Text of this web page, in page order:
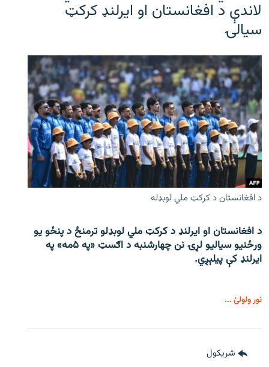
لاندې د افغانستان او ایرلنډ کرکټ
سیالۍ
د افغانستان د کرکټ ملي لوبډله
د افغانستان او ایرلنډ د کرکټ ملي لوبډلو ترمنځ د پنځو یو
ورځنیو سیالیو لړۍ نن چهارشنبه د اګسټ «په ۵مه» په
ایرلنډ کې پیلېږي.
نور ولولئ ...
شريکول